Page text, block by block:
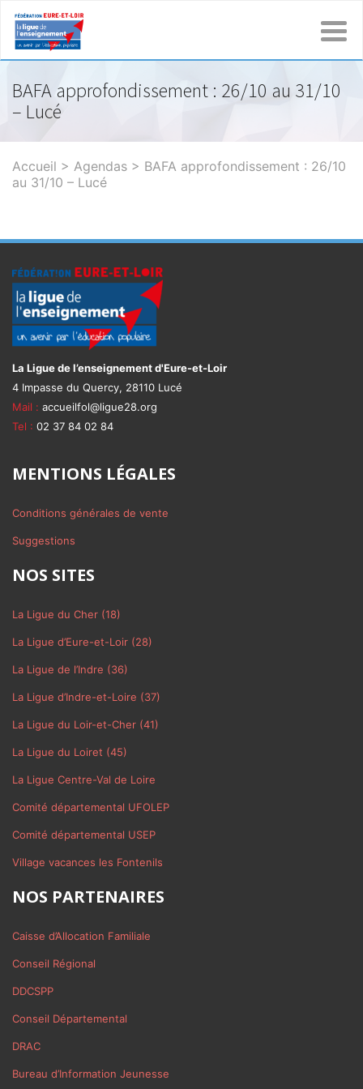
BAFA approfondissement : 26/10 au 31/10
– Lucé
Accueil > Agendas > BAFA approfondissement : 26/10
au 31/10 – Lucé
La Ligue de l’enseignement d'Eure-et-Loir
4 Impasse du Quercy, 28110 Lucé
Mail : accueilfol@ligue28.org
Tel : 02 37 84 02 84
MENTIONS LÉGALES
Conditions générales de vente
Suggestions
NOS SITES
La Ligue du Cher (18)
La Ligue d’Eure-et-Loir (28)
La Ligue de l’Indre (36)
La Ligue d’Indre-et-Loire (37)
La Ligue du Loir-et-Cher (41)
La Ligue du Loiret (45)
La Ligue Centre-Val de Loire
Comité départemental UFOLEP
Comité départemental USEP
Village vacances les Fontenils
NOS PARTENAIRES
Caisse d’Allocation Familiale
Conseil Régional
DDCSPP
Conseil Départemental
DRAC
Bureau d’Information Jeunesse